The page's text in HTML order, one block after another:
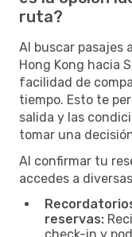
ruta?
Al buscar pasajes
Hong Kong hacia
facilidad de
tiempo. Esto te
salida y las
tomar una
Al confirmar tu
accedes a
reservas: